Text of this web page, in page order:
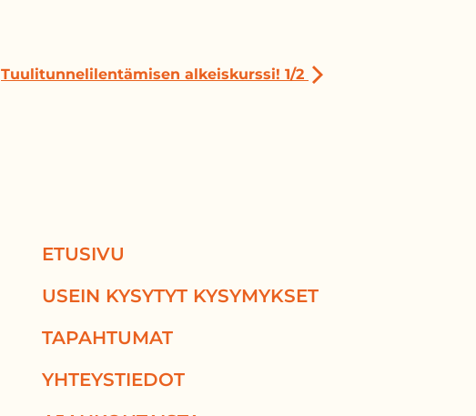
Tuulitunnelilentämisen alkeiskurssi! 1/2
ETUSIVU
USEIN KYSYTYT KYSYMYKSET
TAPAHTUMAT
YHTEYSTIEDOT